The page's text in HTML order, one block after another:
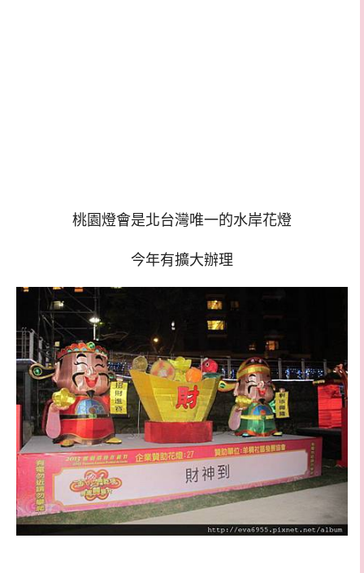
桃園燈會是北台灣唯一的水岸花燈
今年有擴大辦理